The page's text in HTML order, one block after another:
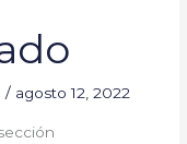
/ agosto 12, 2022